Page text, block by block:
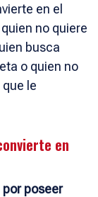
en el
no quiere
busca
o quien no
le
en
por poseer